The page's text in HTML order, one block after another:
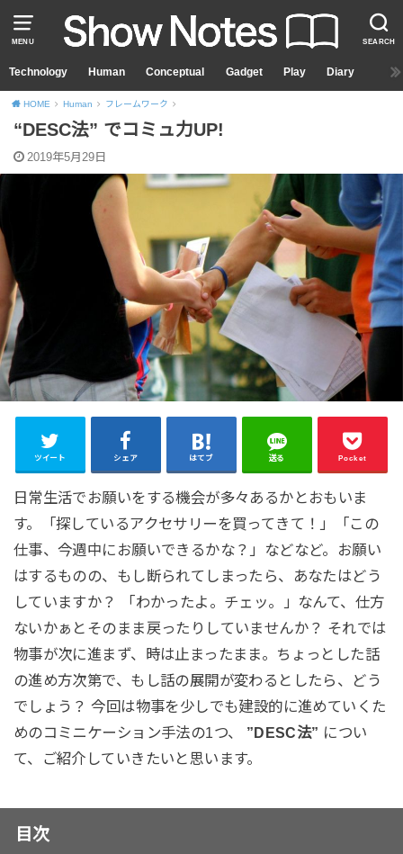
MENU SEARCH
Technology Human Conceptual Gadget Play Diary
HOME Human フレームワーク
“DESC法” でコミュ力UP!
2019年5月29日
ツイート シェア はてブ 送る Pocket
日常生活でお願いをする機会が多々あるかとおもいま
す。「探しているアクセサリーを買ってきて！」「この
仕事、今週中にお願いできるかな？」などなど。お願い
はするものの、もし断られてしまったら、あなたはどう
していますか？ 「わかったよ。チェッ。」なんて、仕方
ないかぁとそのまま戻ったりしていませんか？ それでは
物事が次に進まず、時は止まったまま。ちょっとした話
の進め方次第で、もし話の展開が変わるとしたら、どう
でしょう？ 今回は物事を少しでも建設的に進めていくた
めのコミニケーション手法の1つ、 ”DESC法” につい
て、ご紹介していきたいと思います。
目次